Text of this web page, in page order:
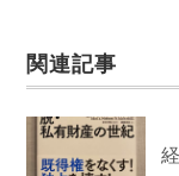
関連記事